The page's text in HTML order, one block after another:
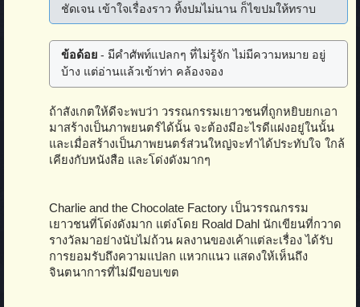
ชัดเจน เข้าใจเรื่องราว ทิ้งปมไม่นาน ก็ไขปมให้ทราบ
ข้อด้อย - มีคำศัพท์แปลกๆ ที่ไม่รู้จัก ไม่มีความหมาย อยู่
บ้าง แต่อ่านแล้วเข้าท่า คล้องจอง
ถ้าสังเกตให้ดีจะพบว่า วรรณกรรมเยาวชนที่ถูกหยิบยกเอา
มาสร้างเป็นภาพยนตร์ได้นั้น จะต้องมีอะไรดีแฝงอยู่ในนั้น
และเมื่อสร้างเป็นภาพยนตร์ส่วนใหญ่จะทำได้ประทับใจ ใกล้
เคียงกับหนังสือ และโด่งดังมากๆ
Charlie and the Chocolate Factory เป็นวรรณกรรม
เยาวชนที่โด่งดังมาก แต่งโดย Roald Dahl นักเขียนที่กวาด
รางวัลมาอย่างนับไม่ถ้วน ผลงานของเค้าแต่ละเรื่อง ได้รับ
การยอมรับถึงความแปลก แหวกแนว แสดงให้เห็นถึง
จินตนาการที่ไม่มีขอบเขต